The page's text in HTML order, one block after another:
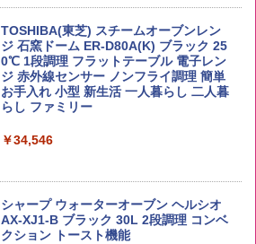
by Amazon 新潟県産 新潟のお米 無洗米
5kg
￥3,274
【数量限定】フロム・ザ・バレル モルト
ウイスキー500ml アサヒ [ 日本 500ml ]
【中元 ギフト プレゼント 贈り物に】
￥4,402
￥2,323
カップヌードル レギュラー 日清食品 カ
ップ麺 78g×20個
￥3,475
TOSHIBA(東芝) スチームオーブンレン
ジ 石窯ドーム ER-D80A(K) ブラック 25
0℃ 1段調理 フラットテーブル 電子レン
ジ 赤外線センサー ノンフライ調理 簡単
お手入れ 小型 新生活 一人暮らし 二人暮
らし ファミリー
￥34,546
シャープ ウォーターオーブン ヘルシオ
AX-XJ1-B ブラック 30L 2段調理 コンベ
クション トースト機能